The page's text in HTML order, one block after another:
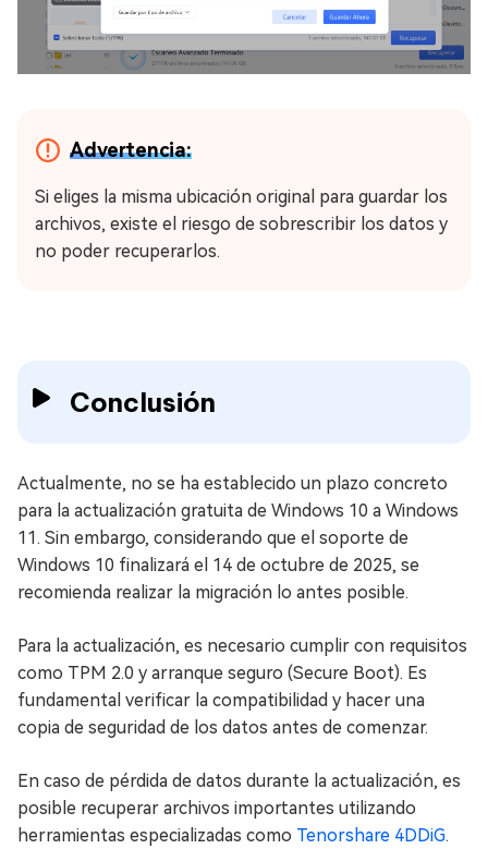
Advertencia:
Si eliges la misma ubicación original para guardar los
archivos, existe el riesgo de sobrescribir los datos y
no poder recuperarlos.
Conclusión
Actualmente, no se ha establecido un plazo concreto
para la actualización gratuita de Windows 10 a Windows
11. Sin embargo, considerando que el soporte de
Windows 10 finalizará el 14 de octubre de 2025, se
recomienda realizar la migración lo antes posible.
Para la actualización, es necesario cumplir con requisitos
como TPM 2.0 y arranque seguro (Secure Boot). Es
fundamental verificar la compatibilidad y hacer una
copia de seguridad de los datos antes de comenzar.
En caso de pérdida de datos durante la actualización, es
posible recuperar archivos importantes utilizando
herramientas especializadas como Tenorshare 4DDiG.